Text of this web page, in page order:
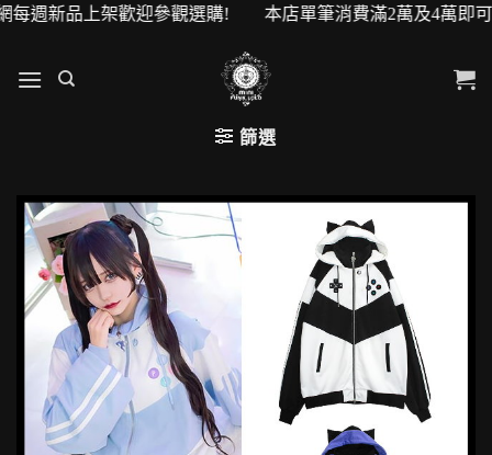
架歡迎參觀選購! 本店單筆消費滿2萬及4萬即可升級
篩選